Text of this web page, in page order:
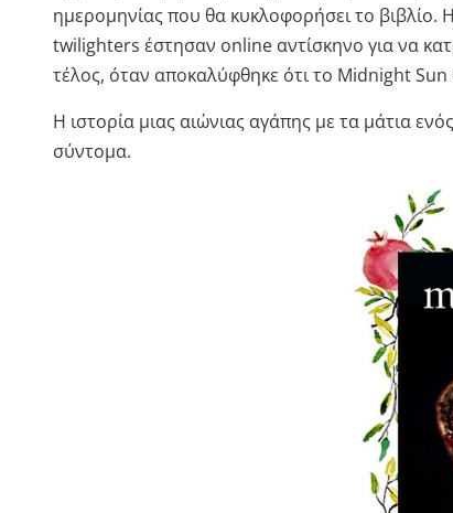
ημερομηνίας που θα κυκλοφορήσει το βιβλίο.
twilighters έστησαν online αντίσκηνο για να
τέλος, όταν αποκαλύφθηκε ότι το Midnight
Η ιστορία μιας αιώνιας αγάπης με τα μάτια
σύντομα.